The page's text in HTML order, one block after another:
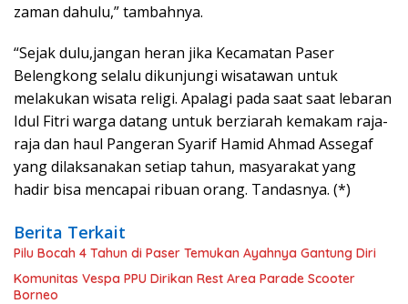
zaman dahulu,” tambahnya.
“Sejak dulu,jangan heran jika Kecamatan Paser
Belengkong selalu dikunjungi wisatawan untuk
melakukan wisata religi. Apalagi pada saat saat lebaran
Idul Fitri warga datang untuk berziarah kemakam raja-
raja dan haul Pangeran Syarif Hamid Ahmad Assegaf
yang dilaksanakan setiap tahun, masyarakat yang
hadir bisa mencapai ribuan orang. Tandasnya. (*)
Berita Terkait
Pilu Bocah 4 Tahun di Paser Temukan Ayahnya Gantung Diri
Komunitas Vespa PPU Dirikan Rest Area Parade Scooter
Borneo